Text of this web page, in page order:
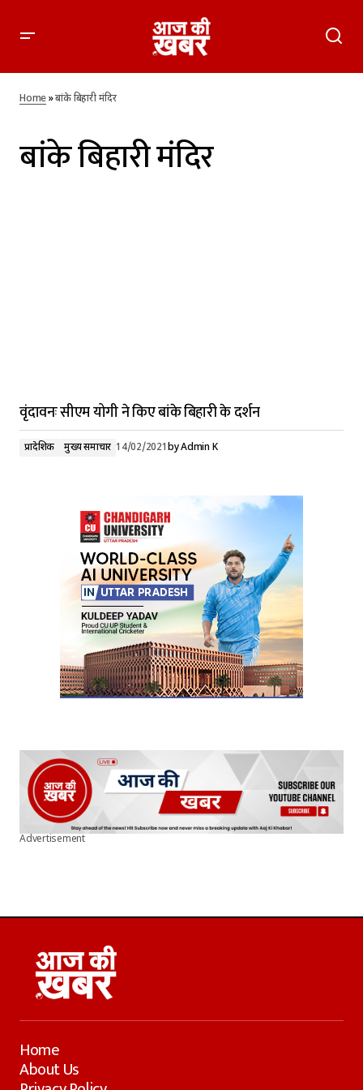
Home»बांके बिहारी मंदिर
बांके बिहारी मंदिर
वृंदावनः सीएम योगी ने किए बांके बिहारी के दर्शन
प्रादेशिक मुख्य समाचार 14/02/2021byAdmin K
Advertisement
Home
About Us